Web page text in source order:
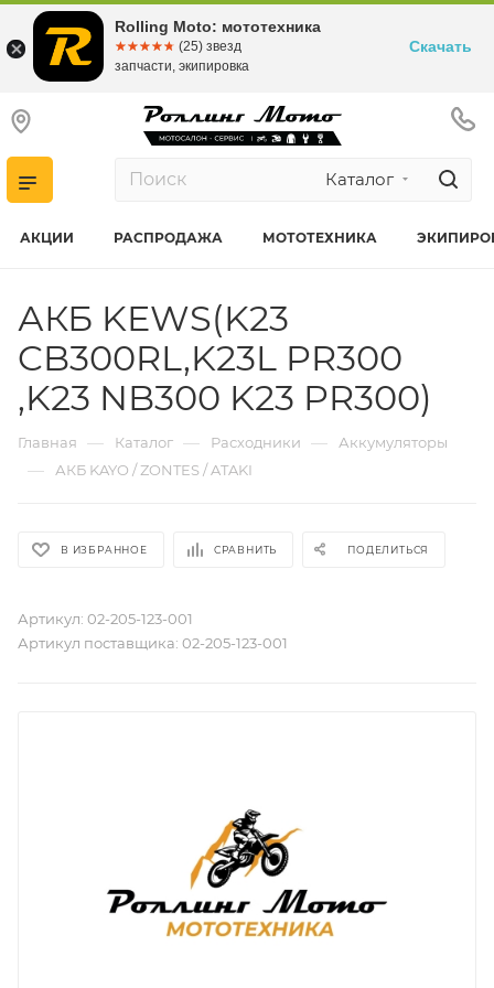
Каталог
АКЦИИ РАСПРОДАЖА МОТОТЕХНИКА
АКБ KEWS(K23
CB300RL,K23L PR300
,K23 NB300 K23 PR300)
Главная — Каталог — Расходники — Аккумуляторы
— АКБ KAYO / ZONTES / ATAKI
В ИЗБРАННОЕ СРАВНИТЬ ПОДЕЛИТЬСЯ
Артикул: 02-205-123-001
Артикул поставщика: 02-205-123-001
Rolling Moto: мототехника
☆☆☆☆☆
★★★★★ (25) звезд
запчасти, экипировка
Скачать